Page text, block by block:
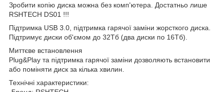
Зробити копію диска можна без комп'ютера. Достатньо лише
RSHTECH DS01 !!!
Підтримка USB 3.0, підтримка гарячої заміни жорсткого диска.
Підтримує диски об'ємом до 32Тб (два диски по 16Тб).
Миттєве встановлення
Plug&Play та підтримка гарячої заміни дозволяють встановити
або поміняти диск за кілька хвилин.
Технічні характеристики: